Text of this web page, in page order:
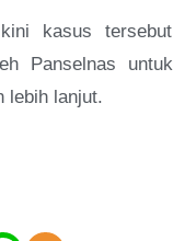
kasus
Panselnas
lebih lanjut.